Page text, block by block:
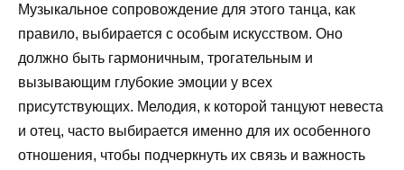
Музыкальное сопровождение для этого танца, как
правило, выбирается с особым искусством. Оно
должно быть гармоничным, трогательным и
вызывающим глубокие эмоции у всех
присутствующих. Мелодия, к которой танцуют невеста
и отец, часто выбирается именно для их особенного
отношения, чтобы подчеркнуть их связь и важность